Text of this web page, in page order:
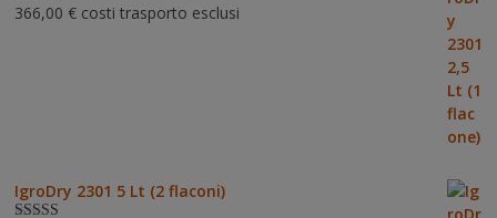
Valutato5.00
366,00 € costi trasporto esclusi
IgroDry 2301 5 Lt (2 flaconi)